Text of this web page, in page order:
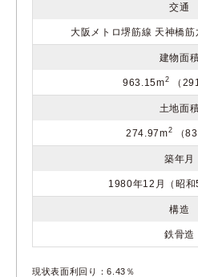
交通
大阪メトロ堺筋線 天神橋筋
建物面
963.15m2 （
土地面
274.97m2 （
築年月
1980年12月（昭和
構造
鉄骨造
現状表面利回り：6.43％